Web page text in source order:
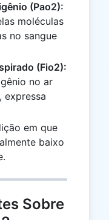
(Pao2):
moléculas
no sangue
(Fio2):
no ar
expressa
em que
baixo
Sobre